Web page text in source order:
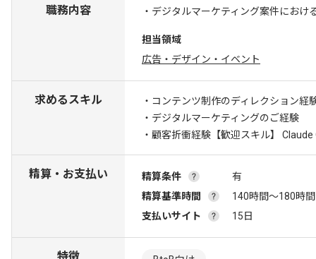
職務内容 ・デジタルマーケティング案件にお
担当領域
広告・デザイン・イベント
求めるスキル
・コンテンツ制作のディレクション経
・デジタルマーケティングのご経験
・顧客折衝経験 【歓迎スキル】
精算・お支払い 精算条件
有
精算基準時間
140時間〜180時間
支払いサイト
15日